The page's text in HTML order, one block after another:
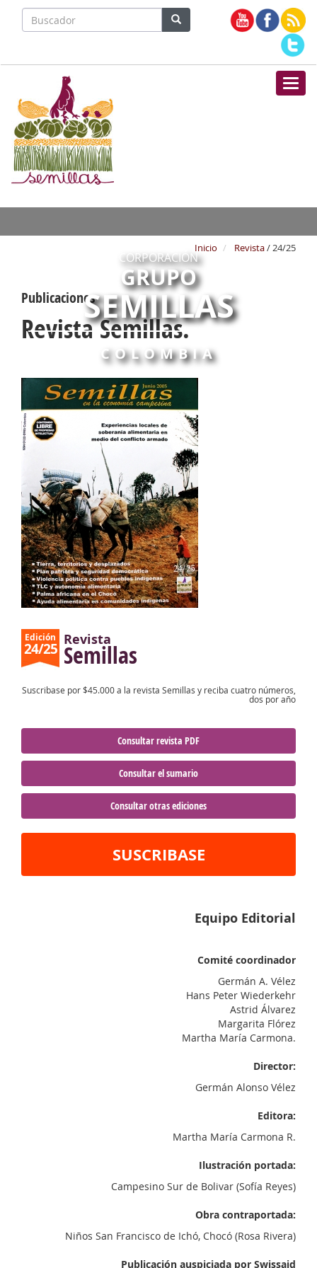
CORPORACIÓN
GRUPO
SEMILLAS
COLOMBIA
Inicio Revista/ 24/25
Publicaciones
Revista Semillas.
Edición
24/25
Revista
Semillas
Suscribase por $45.000 a la revista Semillas y reciba cuatro números,
dos por año
Consultar revista PDF
Consultar el sumario
Consultar otras ediciones
SUSCRIBASE
Equipo Editorial
Comité coordinador
Germán A. Vélez
Hans Peter Wiederkehr
Astrid Álvarez
Margarita Flórez
Martha María Carmona.
Director:
Germán Alonso Vélez
Editora:
Martha María Carmona R.
Ilustración portada:
Campesino Sur de Bolivar (Sofía Reyes)
Obra contraportada:
Niños San Francisco de Ichó, Chocó (Rosa Rivera)
Publicación auspiciada por Swissaid